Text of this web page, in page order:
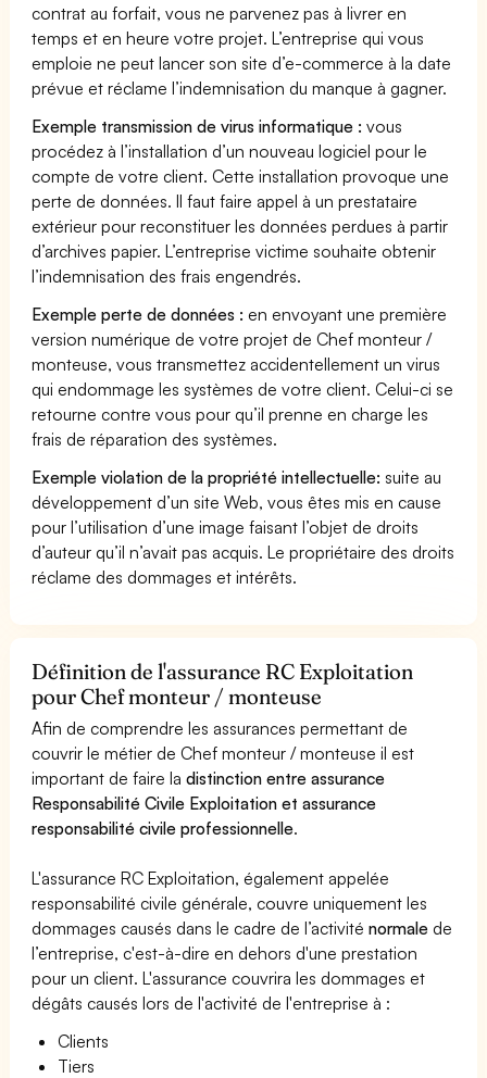
contrat au forfait, vous ne parvenez pas à livrer en
temps et en heure votre projet. L’entreprise qui vous
emploie ne peut lancer son site d’e-commerce à la date
prévue et réclame l’indemnisation du manque à gagner.
Exemple transmission de virus informatique : vous
procédez à l’installation d’un nouveau logiciel pour le
compte de votre client. Cette installation provoque une
perte de données. Il faut faire appel à un prestataire
extérieur pour reconstituer les données perdues à partir
d’archives papier. L’entreprise victime souhaite obtenir
l’indemnisation des frais engendrés.
Exemple perte de données : en envoyant une première
version numérique de votre projet de Chef monteur /
monteuse, vous transmettez accidentellement un virus
qui endommage les systèmes de votre client. Celui-ci se
retourne contre vous pour qu’il prenne en charge les
frais de réparation des systèmes.
Exemple violation de la propriété intellectuelle: suite au
développement d’un site Web, vous êtes mis en cause
pour l’utilisation d’une image faisant l’objet de droits
d’auteur qu’il n’avait pas acquis. Le propriétaire des droits
réclame des dommages et intérêts.
Définition de l'assurance RC Exploitation
pour Chef monteur / monteuse
Afin de comprendre les assurances permettant de
couvrir le métier de Chef monteur / monteuse il est
important de faire ladistinction entre assurance
Responsabilité Civile Exploitation et assurance
responsabilité civile professionnelle.
L'assurance RC Exploitation, également appelée
responsabilité civile générale, couvre uniquement les
dommages causés dans le cadre de l’activiténormale de
l’entreprise, c'est-à-dire en dehors d'une prestation
pour un client. L'assurance couvrira les dommages et
dégâts causés lors de l'activité de l'entreprise à :
Clients
Tiers